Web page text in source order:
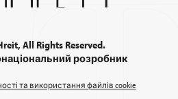
All Rights Reserved.
розробник
та використання файлів cookie